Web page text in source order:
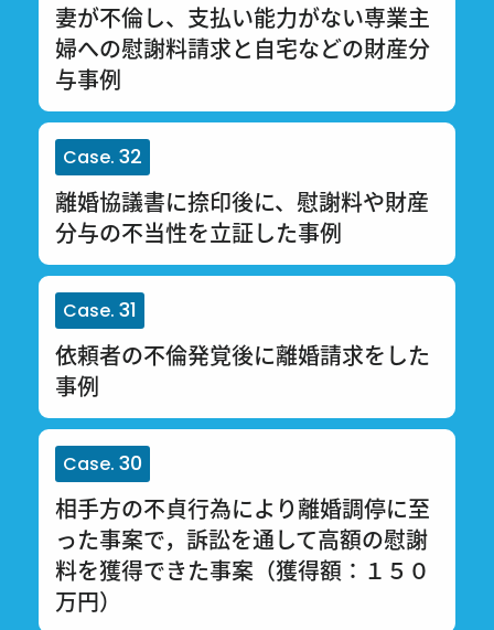
妻が不倫し、支払い能力がない専業主
婦への慰謝料請求と自宅などの財産分
与事例
Case. 32
離婚協議書に捺印後に、慰謝料や財産
分与の不当性を立証した事例
Case. 31
依頼者の不倫発覚後に離婚請求をした
事例
Case. 30
相手方の不貞行為により離婚調停に至
った事案で，訴訟を通して高額の慰謝
料を獲得できた事案（獲得額：１５０
万円）